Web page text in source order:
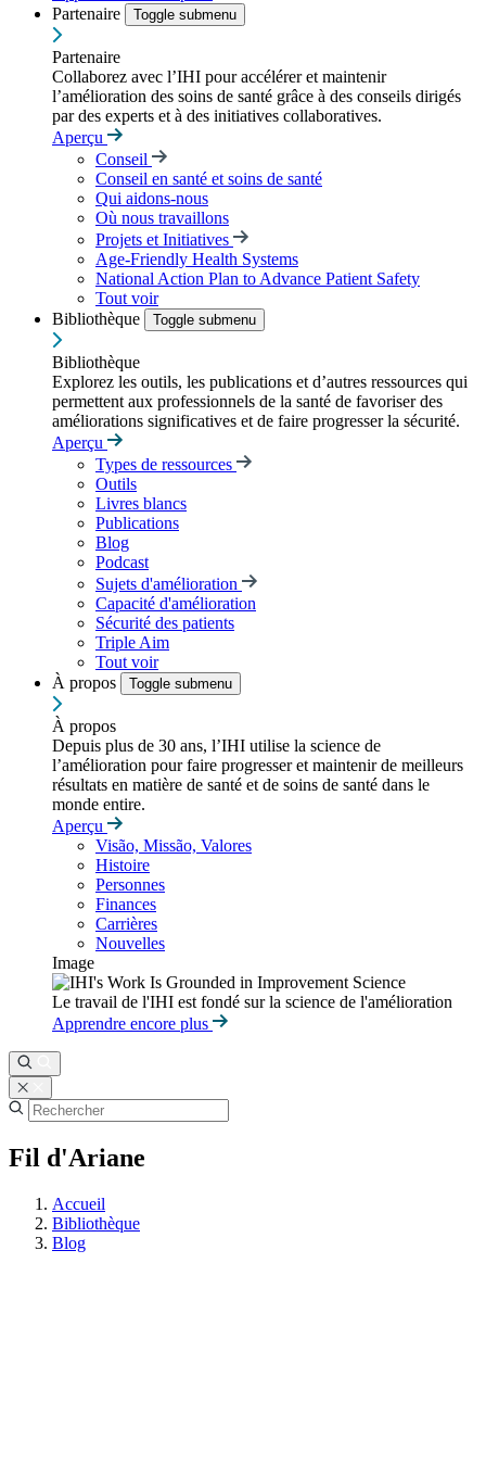
Partenaire
Toggle submenu
Partenaire
Collaborez avec l’IHI pour accélérer et maintenir
l’amélioration des soins de santé grâce à des conseils dirigés
par des experts et à des initiatives collaboratives.
Aperçu
Conseil
Conseil en santé et soins de santé
Qui aidons-nous
Où nous travaillons
Projets et Initiatives
Age-Friendly Health Systems
National Action Plan to Advance Patient Safety
Tout voir
Bibliothèque
Toggle submenu
Bibliothèque
Explorez les outils, les publications et d’autres ressources qui
permettent aux professionnels de la santé de favoriser des
améliorations significatives et de faire progresser la sécurité.
Aperçu
Types de ressources
Outils
Livres blancs
Publications
Blog
Podcast
Sujets d'amélioration
Capacité d'amélioration
Sécurité des patients
Triple Aim
Tout voir
À propos
Toggle submenu
À propos
Depuis plus de 30 ans, l’IHI utilise la science de
l’amélioration pour faire progresser et maintenir de meilleurs
résultats en matière de santé et de soins de santé dans le
monde entire.
Aperçu
Visão, Missão, Valores
Histoire
Personnes
Finances
Carrières
Nouvelles
Image
Le travail de l'IHI est fondé sur la science de l'amélioration
Apprendre encore plus
Fil d'Ariane
Accueil
Bibliothèque
Blog